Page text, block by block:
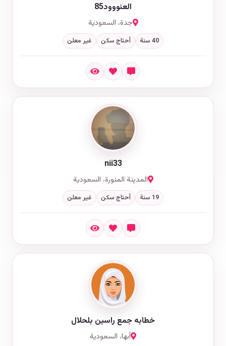
العنووود85
جدة، السعودية
40 سنة أحتاج سكن غير معلن
nii33
المدينة المنورة، السعودية
19 سنة أحتاج سكن غير معلن
خطابه جمع راسين بلحلال
أبها، السعودية